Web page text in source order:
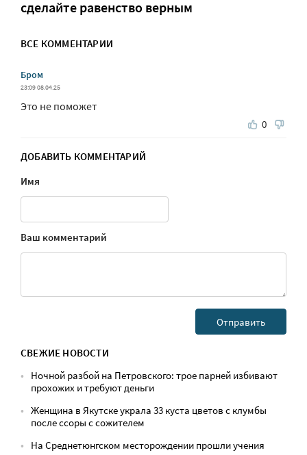
сделайте равенство верным
ВСЕ КОММЕНТАРИИ
Бром
23:09 08.04.25
Это не поможет
0
ДОБАВИТЬ КОММЕНТАРИЙ
Имя
Ваш комментарий
СВЕЖИЕ НОВОСТИ
Ночной разбой на Петровского: трое парней избивают
прохожих и требуют деньги
Женщина в Якутске украла 33 куста цветов с клумбы
после ссоры с сожителем
На Среднетюнгском месторождении прошли учения